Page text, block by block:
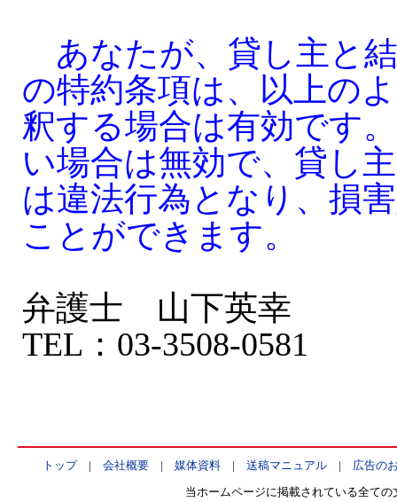
あなたが、貸し主と
の特約条項は、以上の
釈する場合は有効です
い場合は無効で、貸し
は違法行為となり、損
ことができます。
弁護士 山下英幸
TEL：03-3508-0581
トップ| 会社概要| 媒体資料| 送稿マニュアル| 広告の
当ホームページに掲載されている全て